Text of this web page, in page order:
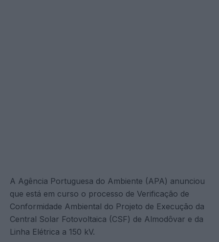
A Agência Portuguesa do Ambiente (APA) anunciou
que está em curso o processo de Verificação de
Conformidade Ambiental do Projeto de Execução da
Central Solar Fotovoltaica (CSF) de Almodôvar e da
Linha Elétrica a 150 kV.